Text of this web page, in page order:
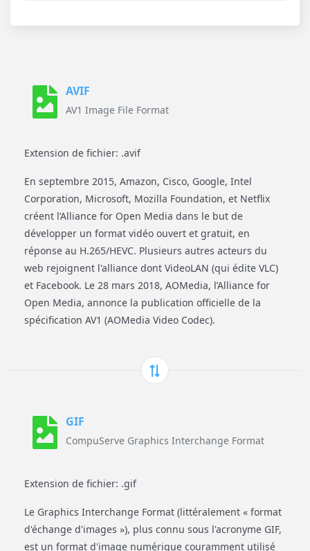
AVIF
AV1 Image File Format
Extension de fichier: .avif
En septembre 2015, Amazon, Cisco, Google, Intel
Corporation, Microsoft, Mozilla Foundation, et Netflix
créent l’Alliance for Open Media dans le but de
développer un format vidéo ouvert et gratuit, en
réponse au H.265/HEVC. Plusieurs autres acteurs du
web rejoignent l'alliance dont VideoLAN (qui édite VLC)
et Facebook. Le 28 mars 2018, AOMedia, l’Alliance for
Open Media, annonce la publication officielle de la
spécification AV1 (AOMedia Video Codec).
GIF
CompuServe Graphics Interchange Format
Extension de fichier: .gif
Le Graphics Interchange Format (littéralement « format
d'échange d'images »), plus connu sous l'acronyme GIF,
est un format d'image numérique couramment utilisé